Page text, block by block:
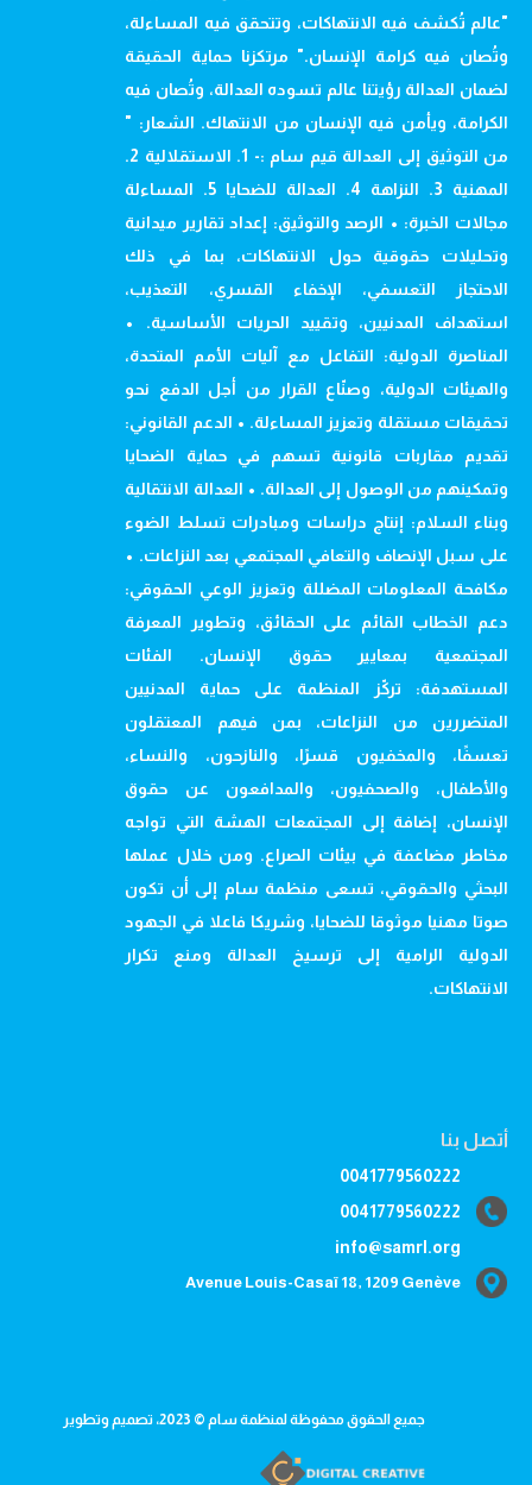
"عالم تُكشف فيه الانتهاكات، وتتحقق فيه المساءلة،
وتُصان فيه كرامة الإنسان." مرتكزنا حماية الحقيقة
لضمان العدالة رؤيتنا عالم تسوده العدالة، وتُصان فيه
الكرامة، ويأمن فيه الإنسان من الانتهاك. الشعار: "
من التوثيق إلى العدالة قيم سام :- 1. الاستقلالية 2.
المهنية 3. النزاهة 4. العدالة للضحايا 5. المساءلة
مجالات الخبرة: • الرصد والتوثيق: إعداد تقارير ميدانية
وتحليلات حقوقية حول الانتهاكات، بما في ذلك
الاحتجاز التعسفي، الإخفاء القسري، التعذيب،
استهداف المدنيين، وتقييد الحريات الأساسية. •
المناصرة الدولية: التفاعل مع آليات الأمم المتحدة،
والهيئات الدولية، وصنّاع القرار من أجل الدفع نحو
تحقيقات مستقلة وتعزيز المساءلة. • الدعم القانوني:
تقديم مقاربات قانونية تسهم في حماية الضحايا
وتمكينهم من الوصول إلى العدالة. • العدالة الانتقالية
وبناء السلام: إنتاج دراسات ومبادرات تسلط الضوء
على سبل الإنصاف والتعافي المجتمعي بعد النزاعات. •
مكافحة المعلومات المضللة وتعزيز الوعي الحقوقي:
دعم الخطاب القائم على الحقائق، وتطوير المعرفة
المجتمعية بمعايير حقوق الإنسان. الفئات
المستهدفة: تركّز المنظمة على حماية المدنيين
المتضررين من النزاعات، بمن فيهم المعتقلون
تعسفًا، والمخفيون قسرًا، والنازحون، والنساء،
والأطفال، والصحفيون، والمدافعون عن حقوق
الإنسان، إضافة إلى المجتمعات الهشة التي تواجه
مخاطر مضاعفة في بيئات الصراع. ومن خلال عملها
البحثي والحقوقي، تسعى منظمة سام إلى أن تكون
صوتا مهنيا موثوقا للضحايا، وشريكا فاعلا في الجهود
الدولية الرامية إلى ترسيخ العدالة ومنع تكرار
الانتهاكات.
أتصل بنا
0041779560222
0041779560222
info@samrl.org
Avenue Louis-Casaï 18, 1209 Genève
جميع الحقوق محفوظة لمنظمة سام © 2023، تصميم وتطوير